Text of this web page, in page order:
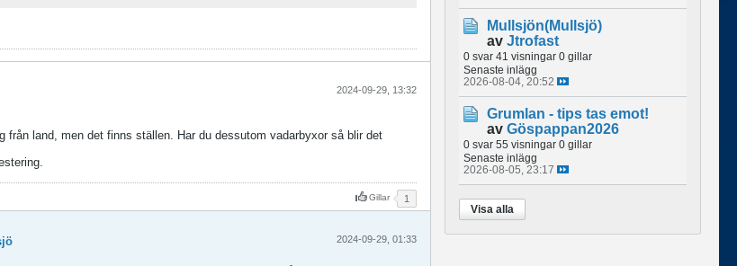
2024-09-29, 13:32
land, men det finns ställen. Har du dessutom vadarbyxor så blir det
Gillar 1
2024-09-29, 01:33
Mullsjön(Mullsjö)
av Jtrofast
0 svar 41 visningar 0 gillar
Senaste inlägg
2026-08-04, 20:52
Grumlan - tips tas emot!
av Göspappan2026
0 svar 55 visningar 0 gillar
Senaste inlägg
2026-08-05, 23:17
Visa alla